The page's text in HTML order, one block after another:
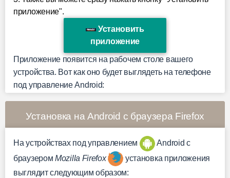
приложение".
Установить
приложение
Приложение появится на рабочем столе вашего
устройства. Вот как оно будет выглядеть на телефоне
под управление Android:
Установка на Android с браузера Firefox
На устройствах под управлением
Android c
браузером Mozilla Firefox
установка приложения
выглядит следующим образом: